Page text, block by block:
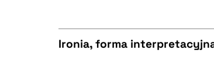
Ironia, forma